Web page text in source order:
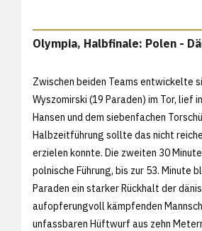
Olympia, Halbfinale: Polen -
Zwischen beiden Teams entwickelte
Wyszomirski (19 Paraden) im Tor, lief
Hansen und dem siebenfachen
Halbzeitführung sollte das nicht
erzielen konnte. Die zweiten 30
polnische Führung, bis zur 53. Minute
Paraden ein starker Rückhalt der
aufopferungvoll kämpfenden
unfassbaren Hüftwurf aus zehn